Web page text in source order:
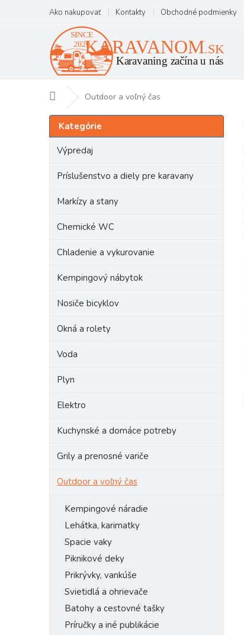
obsah
Ako nakupovať Kontakty Obchodné podmienky
DomovOutdoor a voľný čas
B
o
Preskočiť
kategórie
Kategórie
Výpredaj
Príslušenstvo a diely pre karavany
Markízy a stany
Chemické WC
Chladenie a vykurovanie
Kempingový nábytok
Nosiče bicyklov
Okná a rolety
Voda
Plyn
Elektro
Kuchynské a domáce potreby
Grily a prenosné variče
Outdoor a voľný čas
Kempingové náradie
Lehátka, karimatky
Spacie vaky
Piknikové deky
Prikrývky, vankúše
Svietidlá a ohrievače
Batohy a cestovné tašky
Príručky a iné publikácie